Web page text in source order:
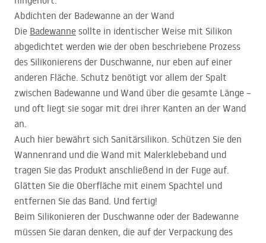
Abdichten der Badewanne an der Wand
Die Badewanne sollte in identischer Weise mit Silikon
abgedichtet werden wie der oben beschriebene Prozess
des Silikonierens der Duschwanne, nur eben auf einer
anderen Fläche. Schutz benötigt vor allem der Spalt
zwischen Badewanne und Wand über die gesamte Länge –
und oft liegt sie sogar mit drei ihrer Kanten an der Wand
an.
Auch hier bewährt sich Sanitärsilikon. Schützen Sie den
Wannenrand und die Wand mit Malerklebeband und
tragen Sie das Produkt anschließend in der Fuge auf.
Glätten Sie die Oberfläche mit einem Spachtel und
entfernen Sie das Band. Und fertig!
Beim Silikonieren der Duschwanne oder der Badewanne
müssen Sie daran denken, die auf der Verpackung des